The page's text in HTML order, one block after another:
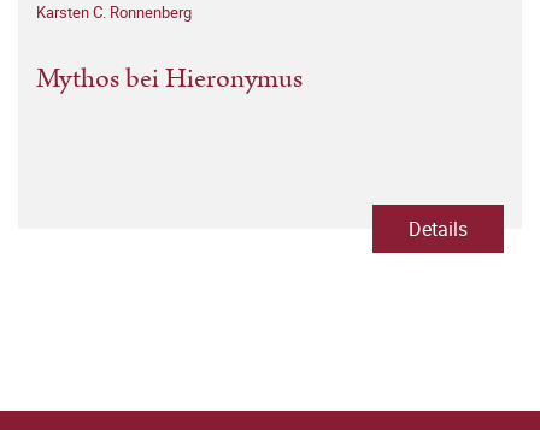
Karsten C. Ronnenberg
Mythos bei Hieronymus
Details